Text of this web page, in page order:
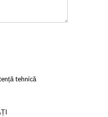
tehnică